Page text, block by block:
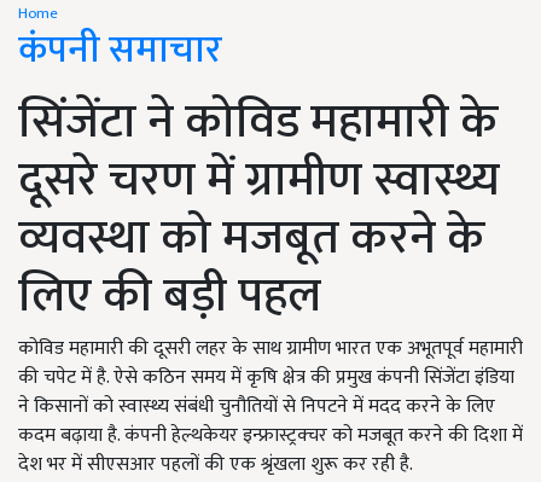
Home
कंपनी समाचार
सिंजेंटा ने कोविड महामारी के
दूसरे चरण में ग्रामीण स्वास्थ्य
व्यवस्था को मजबूत करने के
लिए की बड़ी पहल
कोविड महामारी की दूसरी लहर के साथ ग्रामीण भारत एक अभूतपूर्व महामारी
की चपेट में है. ऐसे कठिन समय में कृषि क्षेत्र की प्रमुख कंपनी सिंजेंटा इंडिया
ने किसानों को स्वास्थ्य संबंधी चुनौतियों से निपटने में मदद करने के लिए
कदम बढ़ाया है. कंपनी हेल्थकेयर इन्फ्रास्ट्रक्चर को मजबूत करने की दिशा में
देश भर में सीएसआर पहलों की एक श्रृंखला शुरू कर रही है.